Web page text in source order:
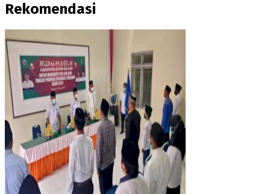
Rekomendasi